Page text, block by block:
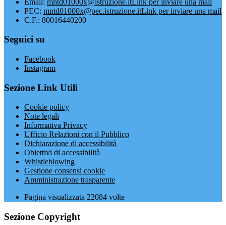
PEC: mntd01000x@pec.istruzione.itLink per inviare una mail
C.F.: 80016440200
Seguici su
Facebook
Instagram
Sezione Link Utili
Cookie policy
Note legali
Informativa Privacy
Ufficio Relazioni con il Pubblico
Dichiarazione di accessibilità
Obiettivi di accessibilità
Whistleblowing
Gestione consensi cookie
Amministrazione trasparente
Pagina visualizzata 22084 volte
Sezione Copyright